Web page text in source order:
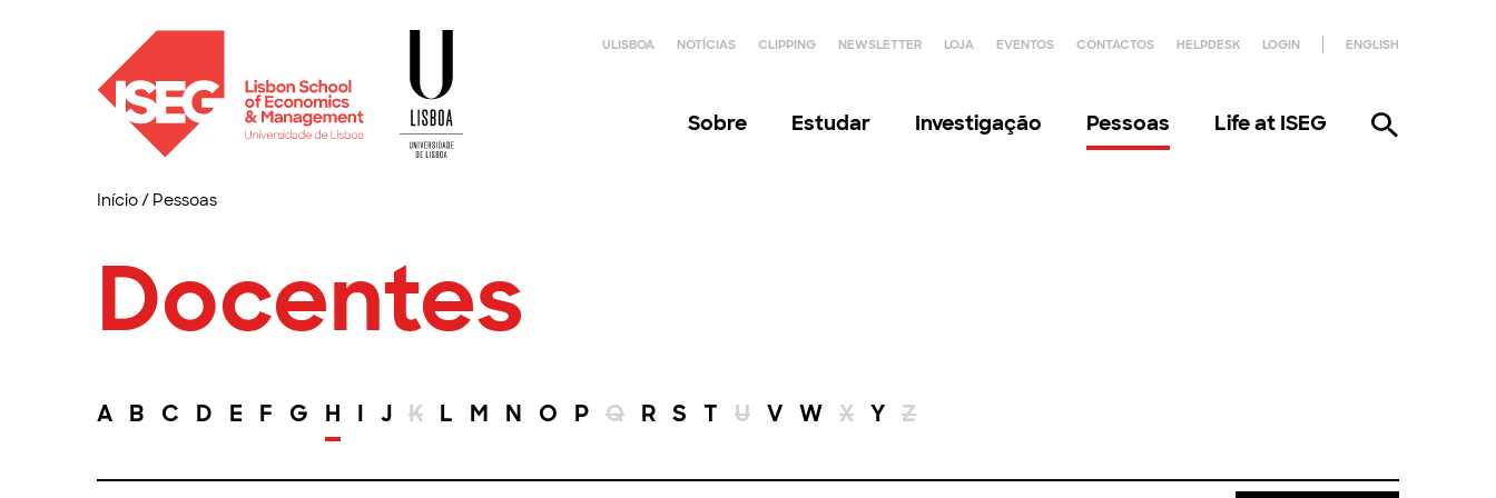
ULISBOA NOTÍCIAS CLIPPING NEWSLETTER LOJA EVENTOS CONTACTOS HELPDESK LOGIN ENGLISH
Sobre Estudar Investigação Pessoas Life at ISEG
Início/ Pessoas
Docentes
A B C D E F G H I J K L M N O P Q R S T U V W X Y Z